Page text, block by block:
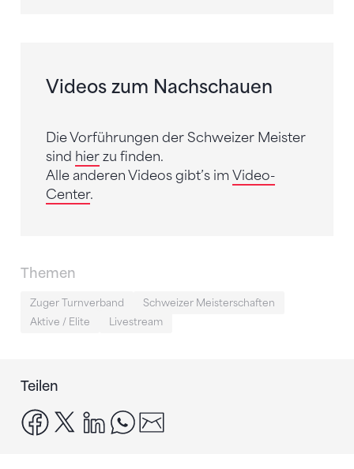
Videos zum Nachschauen
Die Vorführungen der Schweizer Meister
sind hier zu finden.
Alle anderen Videos gibt’s im Video-
Center.
Themen
Zuger Turnverband
Schweizer Meisterschaften
Aktive / Elite
Livestream
Teilen
facebook
x linkedinwhatsapp